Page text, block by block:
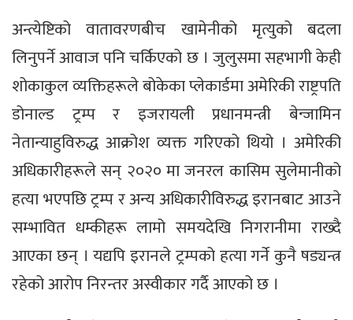
अन्त्येष्टिको वातावरणबीच खामेनीको मृत्युको बदला
लिनुपर्ने आवाज पनि चर्किएको छ । जुलुसमा सहभागी केही
शोकाकुल व्यक्तिहरूले बोकेका प्लेकार्डमा अमेरिकी राष्ट्रपति
डोनाल्ड ट्रम्प र इजरायली प्रधानमन्त्री बेन्जामिन
नेतान्याहुविरुद्ध आक्रोश व्यक्त गरिएको थियो । अमेरिकी
अधिकारीहरूले सन् २०२० मा जनरल कासिम सुलेमानीको
हत्या भएपछि ट्रम्प र अन्य अधिकारीविरुद्ध इरानबाट आउने
सम्भावित धम्कीहरू लामो समयदेखि निगरानीमा राख्दै
आएका छन् । यद्यपि इरानले ट्रम्पको हत्या गर्ने कुनै षड्यन्त्र
रहेको आरोप निरन्तर अस्वीकार गर्दै आएको छ ।